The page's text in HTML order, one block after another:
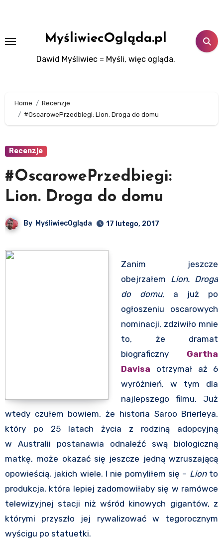
MyśliwiecOgląda.pl
Dawid Myśliwiec = Myśli, więc ogląda.
Home
Recenzje
#OscarowePrzedbiegi: Lion. Droga do domu
Recenzje
#OscarowePrzedbiegi:
Lion. Droga do domu
By MyśliwiecOgląda 17 lutego, 2017
Zanim jeszcze
obejrzałem Lion. Droga
do domu, a już po
ogłoszeniu oscarowych
nominacji, zdziwiło mnie
to, że dramat
biograficzny Gartha
Davisa otrzymał aż 6
wyróżnień, w tym dla
najlepszego filmu. Już
wtedy czułem bowiem, że historia Saroo Brierleya,
który po 25 latach życia z rodziną adopcyjną
w Australii postanawia odnaleźć swą biologiczną
matkę, może okazać się jeszcze jedną wzruszającą
opowieścią, jakich wiele. I nie pomyliłem się – Lion to
produkcja, która lepiej zadomowiłaby się w ramówce
telewizyjnej stacji niż wśród kinowych gigantów, z
którymi przyszło jej rywalizować w tegorocznym
wyścigu po statuetki.